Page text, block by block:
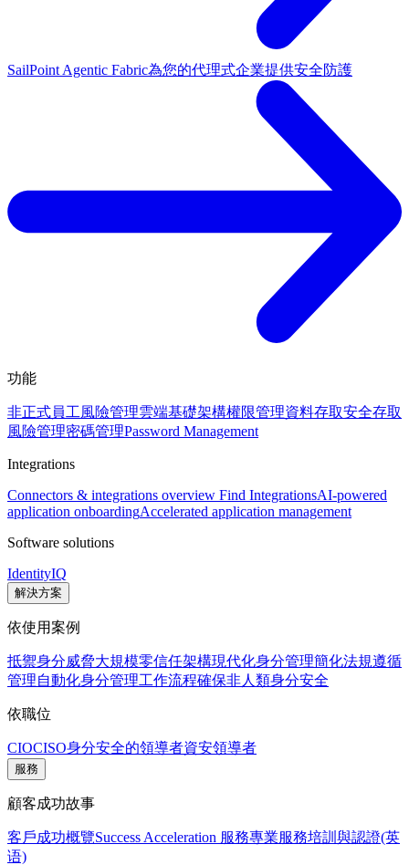
SailPoint Agentic Fabric為您的代理式企業提供安全防護
功能
非正式員工風險管理雲端基礎架構權限管理資料存取安全存取
風險管理密碼管理Password Management
Integrations
Connectors & integrations overview Find IntegrationsAI-powered
application onboardingAccelerated application management
Software solutions
IdentityIQ
解決方案
依使用案例
抵禦身分威脅大規模零信任架構現代化身分管理簡化法規遵循
管理自動化身分管理工作流程確保非人類身分安全
依職位
CIOCISO身分安全的領導者資安領導者
服務
顧客成功故事
客戶成功概覽Success Acceleration 服務專業服務培訓與認證(英
语)